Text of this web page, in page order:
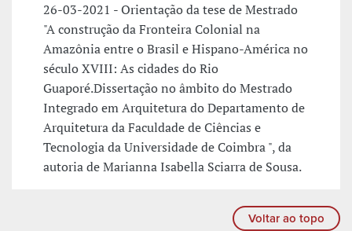
26-03-2021 - Orientação da tese de Mestrado
"A construção da Fronteira Colonial na
Amazônia entre o Brasil e Hispano-América no
século XVIII: As cidades do Rio
Guaporé.Dissertação no âmbito do Mestrado
Integrado em Arquitetura do Departamento de
Arquitetura da Faculdade de Ciências e
Tecnologia da Universidade de Coimbra ", da
autoria de Marianna Isabella Sciarra de Sousa.
Voltar ao topo